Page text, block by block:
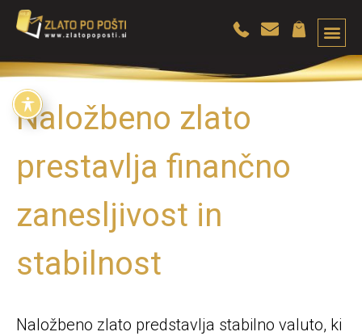
Naložbeno zlato
prestavlja finančno
zanesljivost in
stabilnost
Naložbeno zlato predstavlja stabilno valuto, ki